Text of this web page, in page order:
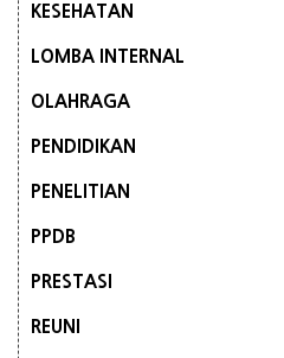
KESEHATAN
LOMBA INTERNAL
OLAHRAGA
PENDIDIKAN
PENELITIAN
PPDB
PRESTASI
REUNI